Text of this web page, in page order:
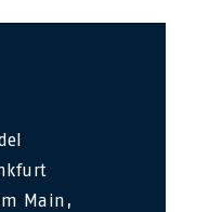
Main,